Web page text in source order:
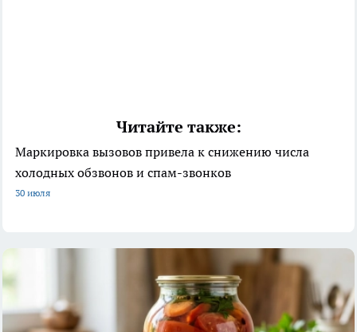
Читайте также:
Маркировка вызовов привела к снижению числа
холодных обзвонов и спам-звонков
30 июля